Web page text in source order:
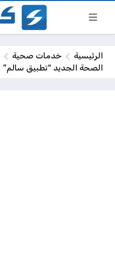
الرئيسية خدمات صحية
الصحة الجديد “تطبيق سالم”